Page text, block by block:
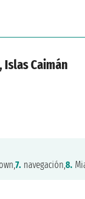
Islas Caimán
7. navegación,8.